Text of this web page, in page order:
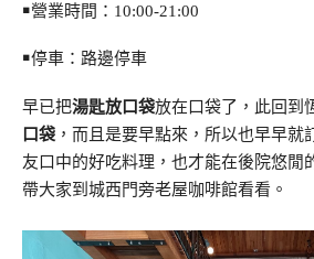
￭營業時間：10:00-21:00
￭停車：路邊停車
早已把湯匙放口袋放在口袋了，此回到
口袋 ，而且是要早點來，所以也早早就
友口中的好吃料理，也才能在後院悠閒
帶大家到城西門旁老屋咖啡館看看。